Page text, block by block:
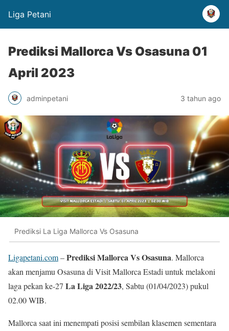
Liga Petani
Prediksi Mallorca Vs Osasuna 01
April 2023
adminpetani 3 tahun ago
Prediksi La Liga Mallorca Vs Osasuna
Ligapetani.com–Prediksi Mallorca Vs Osasuna. Mallorca
akan menjamu Osasuna di Visit Mallorca Estadi untuk melakoni
laga pekan ke-27 La Liga 2022/23, Sabtu (01/04/2023) pukul
02.00 WIB.
Mallorca saat ini menempati posisi sembilan klasemen sementara